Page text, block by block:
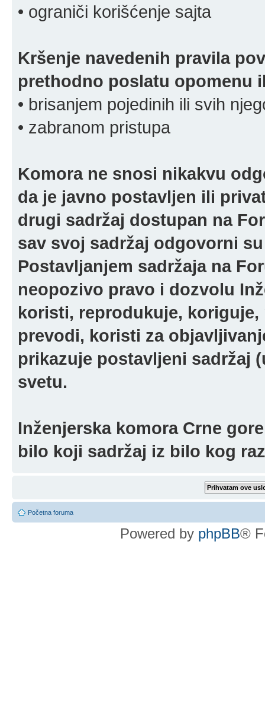
• ograniči korišćenje sajta
Kršenje navedenih pravila
prethodno poslatu opomenu
• brisanjem pojedinih ili svih
• zabranom pristupa
Komora ne snosi nikakvu
da je javno postavljen ili
drugi sadržaj dostupan na
sav svoj sadržaj odgovorni
Postavljanjem sadržaja na
neopozivo pravo i dozvolu
koristi, reprodukuje,
prevodi, koristi za
prikazuje postavljeni sadržaj
svetu.
Inženjerska komora Crne
bilo koji sadržaj iz bilo kog
Početna foruma
Powered by phpBB®